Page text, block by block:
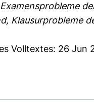
Examensprobleme
Klausurprobleme
Volltextes: 26 Jun